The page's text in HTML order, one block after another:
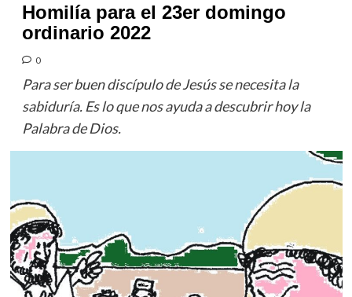
Homilía para el 23er domingo
ordinario 2022
0
Para ser buen discípulo de Jesús se necesita la
sabiduría. Es lo que nos ayuda a descubrir hoy la
Palabra de Dios.